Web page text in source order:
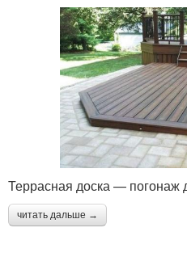
Террасная доска — погонаж
читать дальше →